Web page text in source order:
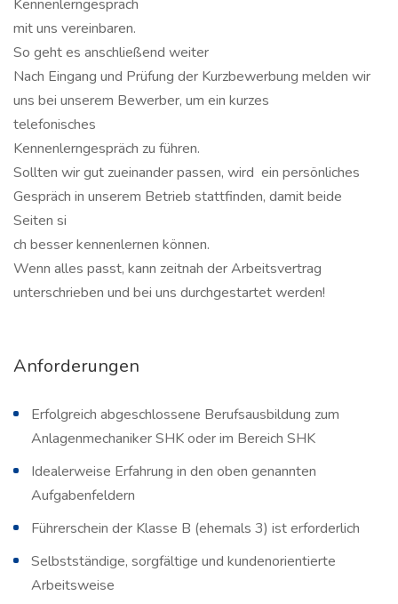
Kennenlerngespräch
mit uns vereinbaren.
So geht es anschließend weiter
Nach Eingang und Prüfung der Kurzbewerbung melden wir
uns bei unserem Bewerber, um ein kurzes
telefonisches
Kennenlerngespräch zu führen.
Sollten wir gut zueinander passen, wird ein persönliches
Gespräch in unserem Betrieb stattfinden, damit beide
Seiten si
ch besser kennenlernen können.
Wenn alles passt, kann zeitnah der Arbeitsvertrag
unterschrieben und bei uns durchgestartet werden!
Anforderungen
Erfolgreich abgeschlossene Berufsausbildung zum
Anlagenmechaniker SHK oder im Bereich SHK
Idealerweise Erfahrung in den oben genannten
Aufgabenfeldern
Führerschein der Klasse B (ehemals 3) ist erforderlich
Selbstständige, sorgfältige und kundenorientierte
Arbeitsweise